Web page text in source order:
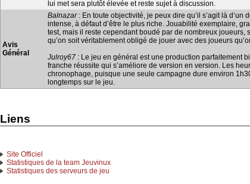
lui met sera plutôt élevée et reste sujet à discussion.
Avis
Général
Balnazar: En toute objectivité, je peux dire qu’il s’agit là
intense, à défaut d’être le plus riche. Jouabilité exemplaire,
test, mais il reste cependant boudé par de nombreux joueurs,
qu’on soit véritablement obligé de jouer avec des joueurs
Julroy67 : Le jeu en général est une production parfaitement
franche réussite qui s’améliore de version en version. Les
chronophage, puisque une seule campagne dure environ
longtemps sur le jeu.
Liens
Site Officiel
Statistiques de la team Jeuvinux
Statistiques des serveurs de jeu